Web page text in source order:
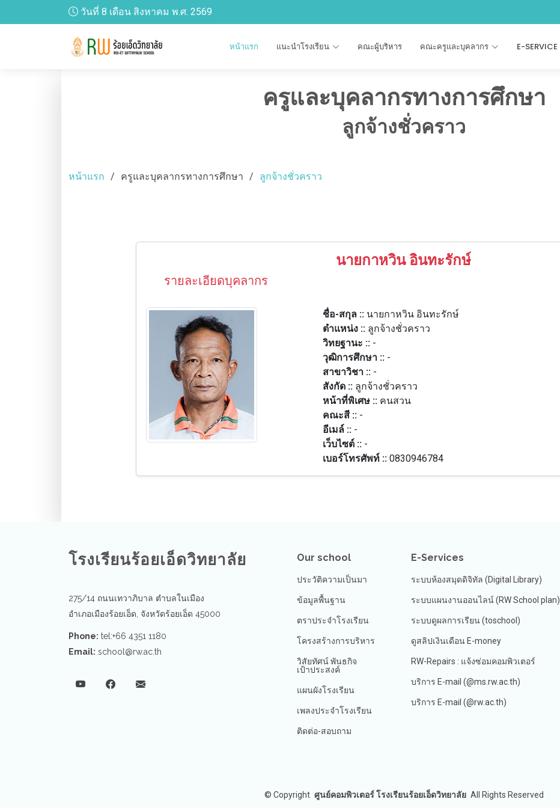
วันที่ 8 เดือน สิงหาคม พ.ศ. 2569
หน้าแรก แนะนำโรงเรียน คณะผู้บริหาร คณะครูและบุคลากร E-SERVICE
ครูและบุคลากรทางการศึกษา
ลูกจ้างชั่วคราว
หน้าแรก ครูและบุคลากรทางการศึกษา ลูกจ้างชั่วคราว
นายกาหวิน อินทะรักษ์
รายละเอียดบุคลากร
ชื่อ-สกุล :: นายกาหวิน อินทะรักษ์
ตำแหน่ง :: ลูกจ้างชั่วคราว
วิทยฐานะ :: -
วุฒิการศึกษา :: -
สาขาวิชา :: -
สังกัด :: ลูกจ้างชั่วคราว
หน้าที่พิเศษ :: คนสวน
คณะสี :: -
อีเมล์ :: -
เว็บไซต์ :: -
เบอร์โทรศัพท์ :: 0830946784
โรงเรียนร้อยเอ็ดวิทยาลัย
275/14 ถนนเทวาภิบาล ตำบลในเมือง
อำเภอเมืองร้อยเอ็ด, จังหวัดร้อยเอ็ด 45000
Phone: tel:+66 4351 1180
Email: school@rw.ac.th
Our school
ประวัติความเป็นมา
ข้อมูลพื้นฐาน
ตราประจำโรงเรียน
โครงสร้างการบริหาร
วิสัยทัศน์ พันธกิจ
เป้าประสงค์
แผนผังโรงเรียน
เพลงประจำโรงเรียน
ติดต่อ-สอบถาม
E-Services
ระบบห้องสมุดดิจิทัล (Digital Library)
ระบบแผนงานออนไลน์ (RW School plan)
ระบบดูผลการเรียน (toschool)
ดูสลิปเงินเดือน E-money
RW-Repairs : แจ้งซ่อมคอมพิวเตอร์
บริการ E-mail (@ms.rw.ac.th)
บริการ E-mail (@rw.ac.th)
© Copyright ศูนย์คอมพิวเตอร์ โรงเรียนร้อยเอ็ดวิทยาลัย All Rights Reserved